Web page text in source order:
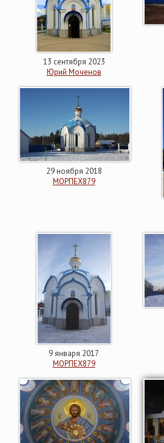
13 сентября 2023
Юрий Моченов
29 ноября 2018
МОРПЕХ879
9 января 2017
МОРПЕХ879